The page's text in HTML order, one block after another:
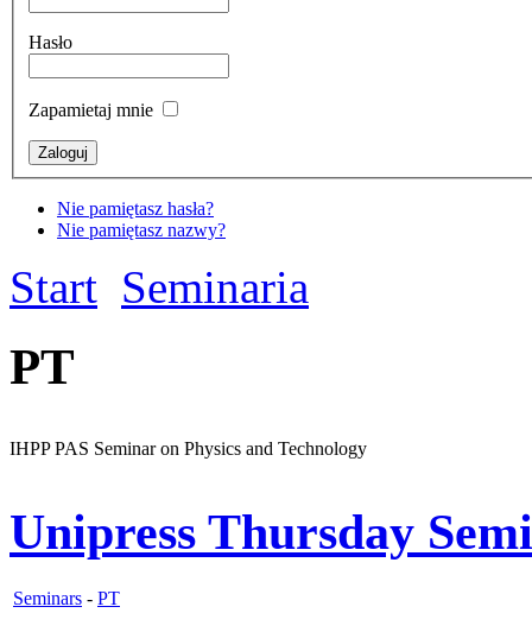
Hasło
Zapamietaj mnie
Nie pamiętasz hasła?
Nie pamiętasz nazwy?
Start Seminaria
PT
IHPP PAS Seminar on Physics and Technology
Unipress Thursday
Seminars - PT